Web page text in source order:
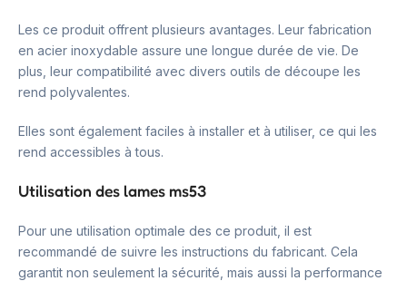
Les ce produit offrent plusieurs avantages. Leur fabrication
en acier inoxydable assure une longue durée de vie. De
plus, leur compatibilité avec divers outils de découpe les
rend polyvalentes.
Elles sont également faciles à installer et à utiliser, ce qui les
rend accessibles à tous.
Utilisation des lames ms53
Pour une utilisation optimale des ce produit, il est
recommandé de suivre les instructions du fabricant. Cela
garantit non seulement la sécurité, mais aussi la performance